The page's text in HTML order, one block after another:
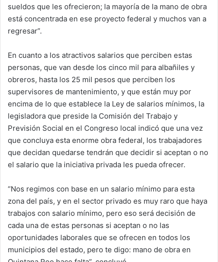
sueldos que les ofrecieron; la mayoría de la mano de obra
está concentrada en ese proyecto federal y muchos van a
regresar”.
En cuanto a los atractivos salarios que perciben estas
personas, que van desde los cinco mil para albañiles y
obreros, hasta los 25 mil pesos que perciben los
supervisores de mantenimiento, y que están muy por
encima de lo que establece la Ley de salarios mínimos, la
legisladora que preside la Comisión del Trabajo y
Previsión Social en el Congreso local indicó que una vez
que concluya esta enorme obra federal, los trabajadores
que decidan quedarse tendrán que decidir si aceptan o no
el salario que la iniciativa privada les pueda ofrecer.
“Nos regimos con base en un salario mínimo para esta
zona del país, y en el sector privado es muy raro que haya
trabajos con salario mínimo, pero eso será decisión de
cada una de estas personas si aceptan o no las
oportunidades laborales que se ofrecen en todos los
municipios del estado, pero te digo: mano de obra en